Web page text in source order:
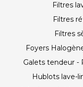
Filtres
Filtres
Filtres
Foyers
Galets tendeur -
Hublots lave-